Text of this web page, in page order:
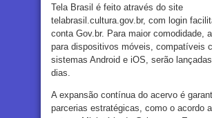
Tela Brasil é feito através do site
telabrasil.cultura.gov.br, com login
conta Gov.br. Para maior comodidade,
para dispositivos móveis, compatíveis
sistemas Android e iOS, serão
dias.
A expansão contínua do acervo é
parcerias estratégicas, como o acordo